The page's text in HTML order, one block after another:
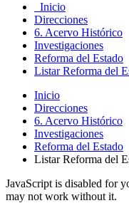
Inicio
Direcciones
6. Acervo Histórico
Investigaciones
Reforma del Estado
Listar Reforma del
Inicio
Direcciones
6. Acervo Histórico
Investigaciones
Reforma del Estado
Listar Reforma del
JavaScript is disabled for
may not work without it.